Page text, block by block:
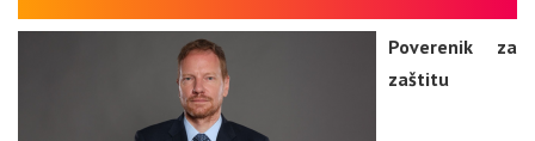
Poverenik za
zaštitu